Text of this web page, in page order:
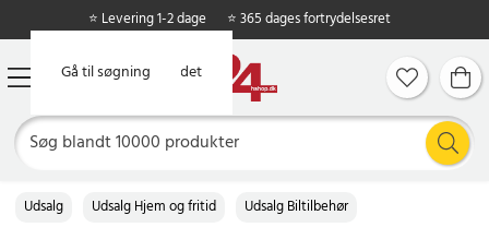
Gå til hovedindholdet
Gå til søgning
⭐ Levering 1-2 dage ⭐ 365 dages fortrydelsesret
Udsalg Udsalg Hjem og fritid Udsalg Biltilbehør